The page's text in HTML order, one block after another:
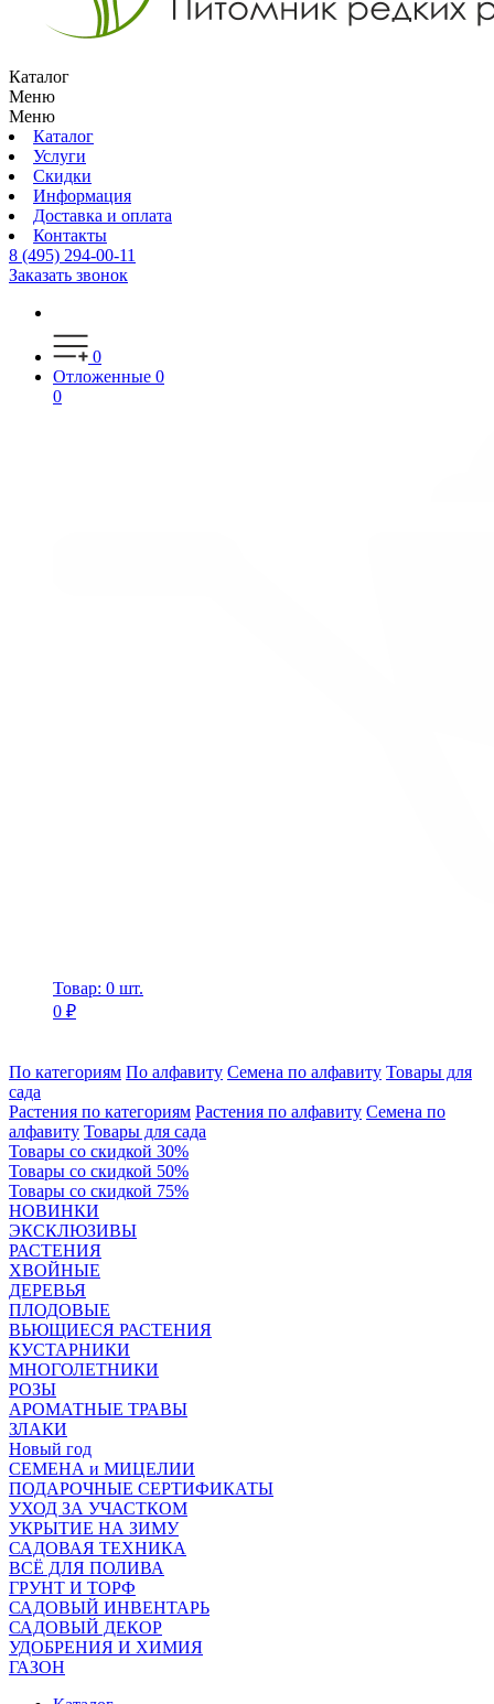
Каталог
Меню
Меню
Каталог
Услуги
Скидки
Информация
Доставка и оплата
Контакты
8 (495) 294-00-11
Заказать звонок
0
Отложенные 0
0
Товар: 0 шт.
0 ₽
По категориям По алфавиту Семена по алфавиту Товары для
сада
Растения по категориям Растения по алфавиту Семена по
алфавиту Товары для сада
Товары со скидкой 30%
Товары со скидкой 50%
Товары со скидкой 75%
НОВИНКИ
ЭКСКЛЮЗИВЫ
РАСТЕНИЯ
ХВОЙНЫЕ
ДЕРЕВЬЯ
ПЛОДОВЫЕ
ВЬЮЩИЕСЯ РАСТЕНИЯ
КУСТАРНИКИ
МНОГОЛЕТНИКИ
РОЗЫ
АРОМАТНЫЕ ТРАВЫ
ЗЛАКИ
Новый год
СЕМЕНА и МИЦЕЛИИ
ПОДАРОЧНЫЕ СЕРТИФИКАТЫ
УХОД ЗА УЧАСТКОМ
УКРЫТИЕ НА ЗИМУ
САДОВАЯ ТЕХНИКА
ВСЁ ДЛЯ ПОЛИВА
ГРУНТ И ТОРФ
САДОВЫЙ ИНВЕНТАРЬ
САДОВЫЙ ДЕКОР
УДОБРЕНИЯ И ХИМИЯ
ГАЗОН